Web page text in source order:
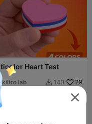
Heart Test
kiltro lab  143 29
